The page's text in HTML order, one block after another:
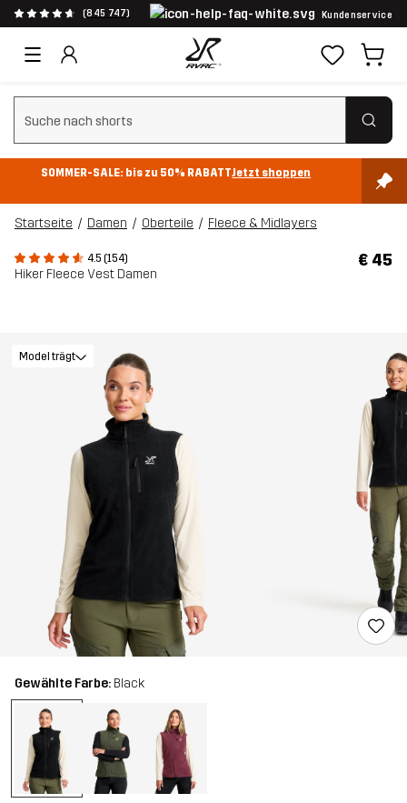
(845 747) Kundenservice
Suchfilter löschen
SOMMER-SALE: bis zu 50% RABATTJetzt shoppen
Startseite Damen Oberteile Fleece & Midlayers
4.5 (154)
Hiker Fleece Vest Damen
€ 45
Model trägt
Gewählte Farbe: Black